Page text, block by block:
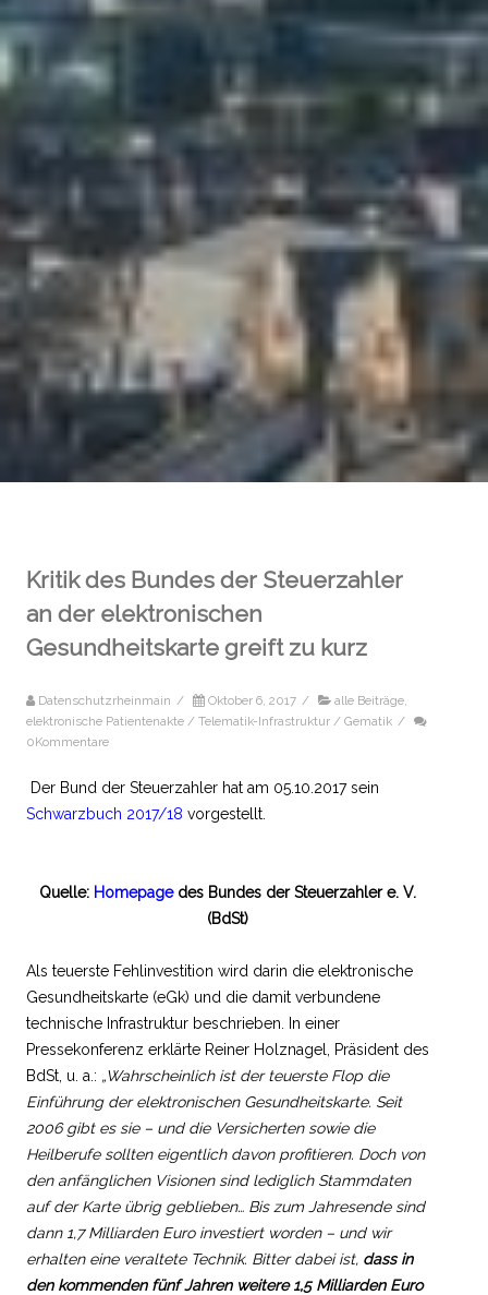
Kritik des Bundes der Steuerzahler
an der elektronischen
Gesundheitskarte greift zu kurz
Datenschutzrheinmain / Oktober 6, 2017 / alle Beiträge,
elektronische Patientenakte / Telematik-Infrastruktur / Gematik /
0Kommentare
Der Bund der Steuerzahler hat am 05.10.2017 sein
Schwarzbuch 2017/18 vorgestellt.
Quelle: Homepagedes Bundes der Steuerzahler e. V.
(BdSt)
Als teuerste Fehlinvestition wird darin die elektronische
Gesundheitskarte (eGk) und die damit verbundene
technische Infrastruktur beschrieben. In einer
Pressekonferenz erklärte Reiner Holznagel, Präsident des
BdSt, u. a.: „Wahrscheinlich ist der teuerste Flop die
Einführung der elektronischen Gesundheitskarte. Seit
2006 gibt es sie – und die Versicherten sowie die
Heilberufe sollten eigentlich davon profitieren. Doch von
den anfänglichen Visionen sind lediglich Stammdaten
auf der Karte übrig geblieben… Bis zum Jahresende sind
dann 1,7 Milliarden Euro investiert worden – und wir
erhalten eine veraltete Technik. Bitter dabei ist, dass in
den kommenden fünf Jahren weitere 1,5 Milliarden Euro